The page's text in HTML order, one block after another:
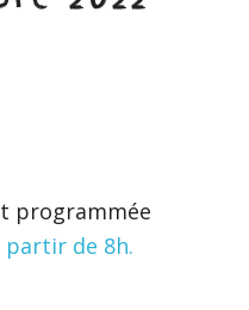
programmée
partir de 8h.